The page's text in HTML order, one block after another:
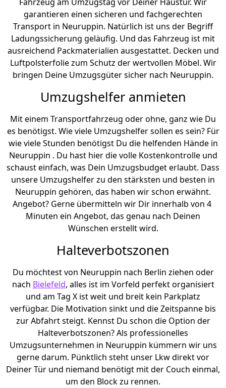
garantieren einen sicheren und fachgerechten
Transport in Neuruppin. Natürlich ist uns der Begriff
Ladungssicherung geläufig. Und das Fahrzeug ist mit
ausreichend Packmaterialien ausgestattet. Decken und
Luftpolsterfolie zum Schutz der wertvollen Möbel. Wir
bringen Deine Umzugsgüter sicher nach Neuruppin.
Umzugshelfer anmieten
Mit einem Transportfahrzeug oder ohne, ganz wie Du
es benötigst. Wie viele Umzugshelfer sollen es sein? Für
wie viele Stunden benötigst Du die helfenden Hände in
Neuruppin . Du hast hier die volle Kostenkontrolle und
schaust einfach, was Dein Umzugsbudget erlaubt. Dass
unsere Umzugshelfer zu den stärksten und besten in
Neuruppin gehören, das haben wir schon erwähnt.
Angebot? Gerne übermitteln wir Dir innerhalb von 4
Minuten ein Angebot, das genau nach Deinen
Wünschen erstellt wird.
Halteverbotszonen
Du möchtest von Neuruppin nach Berlin ziehen oder
nach Bielefeld, alles ist im Vorfeld perfekt organisiert
und am Tag X ist weit und breit kein Parkplatz
verfügbar. Die Motivation sinkt und die Zeitspanne bis
zur Abfahrt steigt. Kennst Du schon die Option der
Halteverbotszonen? Als professionelles
Umzugsunternehmen in Neuruppin kümmern wir uns
gerne darum. Pünktlich steht unser Lkw direkt vor
Deiner Tür und niemand benötigt mit der Couch einmal,
um den Block zu rennen.